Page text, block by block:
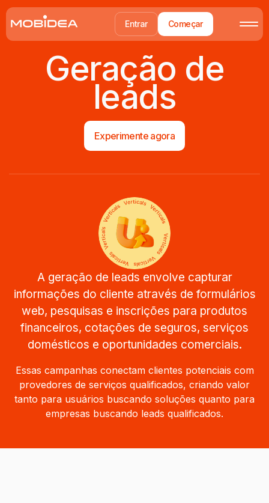
Entrar Começar
Geração de
leads
Experimente agora
A geração de leads envolve capturar
informações do cliente através de formulários
web, pesquisas e inscrições para produtos
financeiros, cotações de seguros, serviços
domésticos e oportunidades comerciais.
Essas campanhas conectam clientes potenciais com
provedores de serviços qualificados, criando valor
tanto para usuários buscando soluções quanto para
empresas buscando leads qualificados.